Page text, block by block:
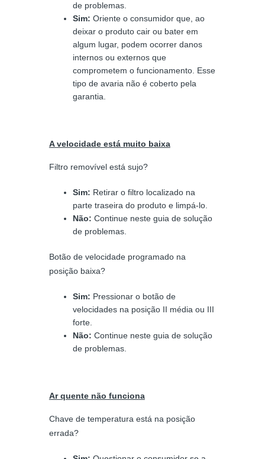
de problemas.
Sim: Oriente o consumidor que, ao
deixar o produto cair ou bater em
algum lugar, podem ocorrer danos
internos ou externos que
comprometem o funcionamento. Esse
tipo de avaria não é coberto pela
garantia.
A velocidade está muito baixa
Filtro removível está sujo?
Sim: Retirar o filtro localizado na
parte traseira do produto e limpá-lo.
Não: Continue neste guia de solução
de problemas.
Botão de velocidade programado na
posição baixa?
Sim: Pressionar o botão de
velocidades na posição II média ou III
forte.
Não: Continue neste guia de solução
de problemas.
Ar quente não funciona
Chave de temperatura está na posição
errada?